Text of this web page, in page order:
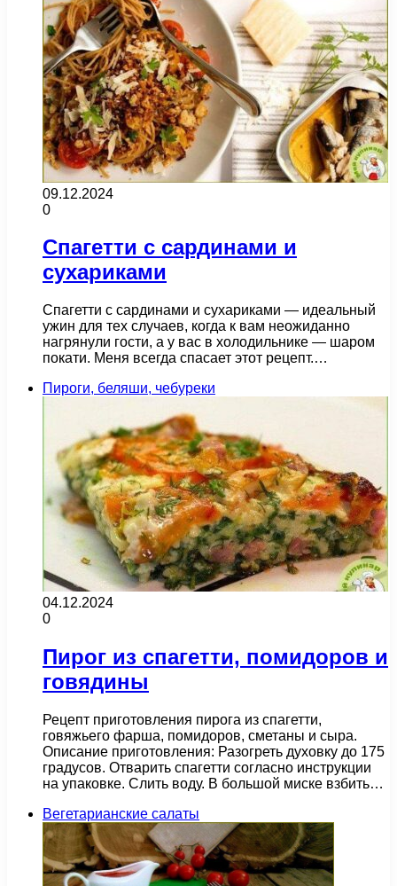
09.12.2024
0
Спагетти с сардинами и
сухариками
Спагетти с сардинами и сухариками — идеальный
ужин для тех случаев, когда к вам неожиданно
нагрянули гости, а у вас в холодильнике — шаром
покати. Меня всегда спасает этот рецепт.…
Пироги, беляши, чебуреки
04.12.2024
0
Пирог из спагетти, помидоров и
говядины
Рецепт приготовления пирога из спагетти,
говяжьего фарша, помидоров, сметаны и сыра.
Описание приготовления: Разогреть духовку до 175
градусов. Отварить спагетти согласно инструкции
на упаковке. Слить воду. В большой миске взбить…
Вегетарианские салаты